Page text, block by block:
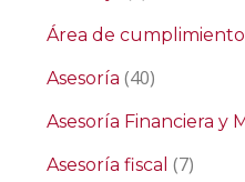
Área de
Asesoría (40)
Asesoría Financiera y
Asesoría fiscal (7)